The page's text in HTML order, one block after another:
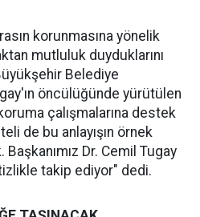
korunmasına yönelik
mutluluk duyduklarını
Belediye
öncülüğünde yürütülen
çalışmalarına destek
de bu anlayışın örnek
Dr. Cemil Tugay
takip ediyor" dedi.